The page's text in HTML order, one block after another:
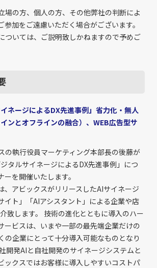
場の方、個人の方、その他弊社の判断によ
参加をご遠慮いただく場合がございます。
ついては、ご説明致しかねますので予めご
ネージによるDX先進事例」省力化・無人
ンとオフラインの融合）、WEB広告型サ
の執行役員マーケティング本部長の後藤が
タルサイネージによるDX先進事例」につ
を開催いたします。
、アビックスがリリースしたAIサイネージ
イト」「AIアシスタント」による企業や店
致します。 技術の進化とともに導入のハー
ービスは、いまや一部の最先端企業だけの
の企業にとって十分導入可能なものとなり
開発AIと自社開発のサイネージシステムと
ックスではお客様に導入しやすいコストパ